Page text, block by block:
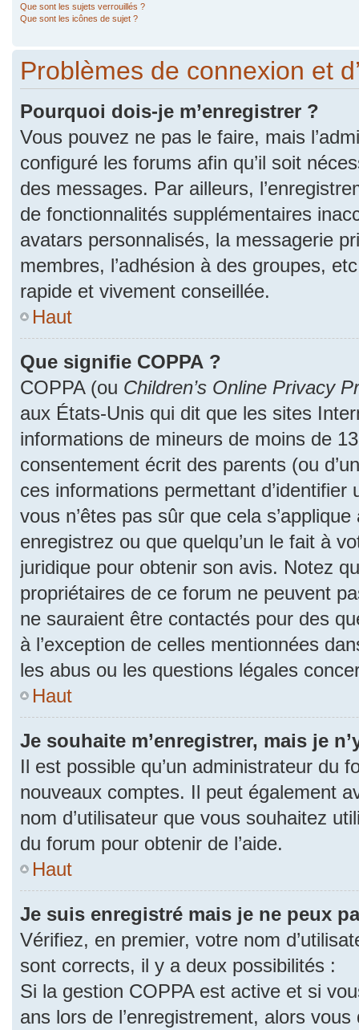
Que sont les sujets verrouillés ?
Que sont les icônes de sujet ?
Problèmes de connexion et
Pourquoi dois-je m’enregistrer ?
Vous pouvez ne pas le faire, mais
configuré les forums afin qu’il soit
des messages. Par ailleurs,
de fonctionnalités supplémentaires
avatars personnalisés, la messagerie
membres, l’adhésion à des groupes,
rapide et vivement conseillée.
Haut
Que signifie COPPA ?
COPPA (ou Children’s Online Privacy
aux États-Unis qui dit que les sites
informations de mineurs de moins de
consentement écrit des parents (ou
ces informations permettant
vous n’êtes pas sûr que cela
enregistrez ou que quelqu’un le fait à
juridique pour obtenir son avis. Notez
propriétaires de ce forum ne peuvent
ne sauraient être contactés pour des
à l’exception de celles mentionnées
les abus ou les questions légales
Haut
Je souhaite m’enregistrer, mais je
Il est possible qu’un administrateur du
nouveaux comptes. Il peut également
nom d’utilisateur que vous souhaitez
du forum pour obtenir de l’aide.
Haut
Je suis enregistré mais je ne peux
Vérifiez, en premier, votre nom
sont corrects, il y a deux possibilités :
Si la gestion COPPA est active et si
ans lors de l’enregistrement, alors